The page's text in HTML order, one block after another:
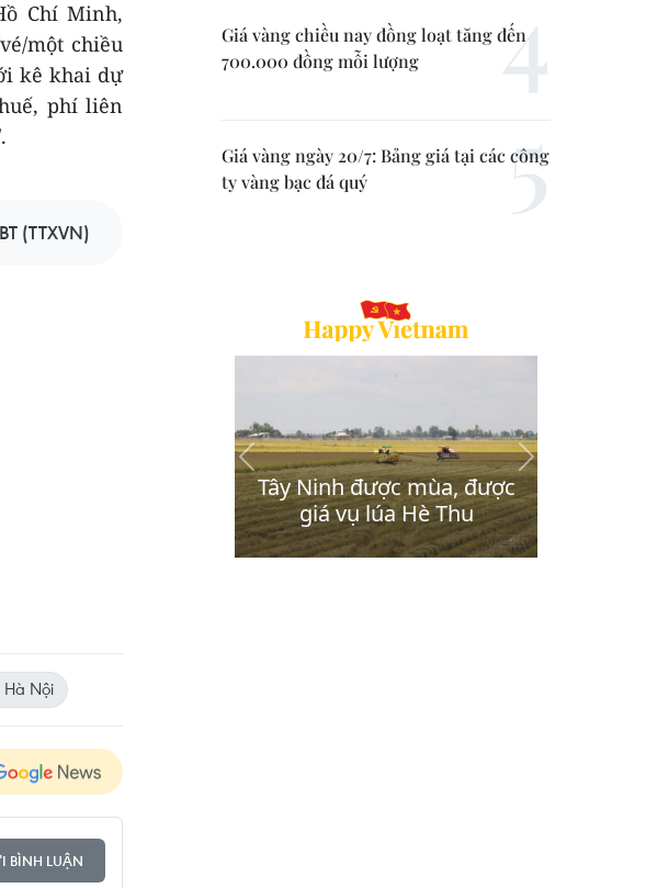
Chí Minh,
một chiều
kê khai dự
phí liên
BT (TTXVN)
Hà Nội
BÌNH LUẬN
Giá vàng chiều nay đồng loạt tăng đến
700.000 đồng mỗi lượng
Giá vàng ngày 20/7: Bảng giá tại các công
ty vàng bạc đá quý